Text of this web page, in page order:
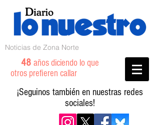
Noticias de Zona Norte
48 años diciendo lo que
otros prefieren callar
¡Seguinos también en nuestras redes
sociales!